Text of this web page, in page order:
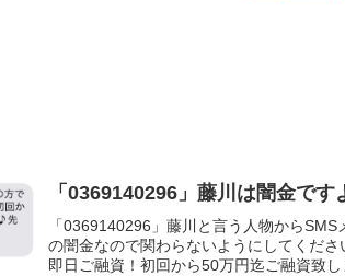
「0369140296」藤川は闇金です
「0369140296」藤川と言う人物から
の闇金なので関わらないようにしてくだ
即日ご融資！初回から50万円迄ご融資致